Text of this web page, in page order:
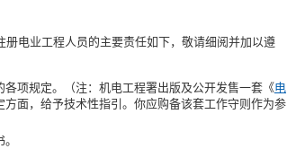
电业工程人员的主要责任如下，敬请细阅并加以遵
项规定。（注：机电工程署出版及公开发售一套《电
面，给予技术性指引。你应购备该套工作守则作为参